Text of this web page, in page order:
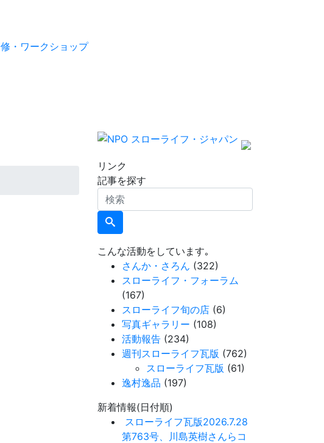
・ワークショップ
リンク
記事を探す
検
索
こんな活動をしています｡
さんか・さろん (322)
スローライフ・フォーラム
(167)
スローライフ旬の店 (6)
写真ギャラリー (108)
活動報告 (234)
週刊スローライフ瓦版 (762)
スローライフ瓦版 (61)
逸村逸品 (197)
新着情報(日付順)
スローライフ瓦版2026.7.28
第763号、川島英樹さんらコ